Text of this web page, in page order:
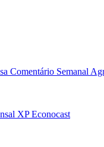
Comentário Semanal
XP Econocast